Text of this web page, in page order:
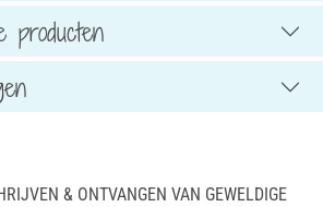
producten
& ONTVANGEN VAN GEWELDIGE